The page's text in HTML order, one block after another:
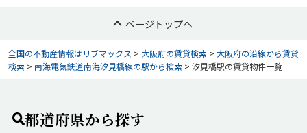
ページトップへ
全国の不動産情報はリブマックス > 大阪府の賃貸検索 > 大阪府の沿線から賃貸
検索 > 南海電気鉄道南海汐見橋線の駅から検索 > 汐見橋駅の賃貸物件一覧
都道府県から探す